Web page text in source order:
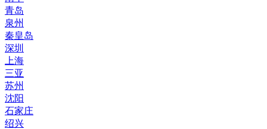
青岛
泉州
秦皇岛
深圳
上海
三亚
苏州
沈阳
石家庄
绍兴